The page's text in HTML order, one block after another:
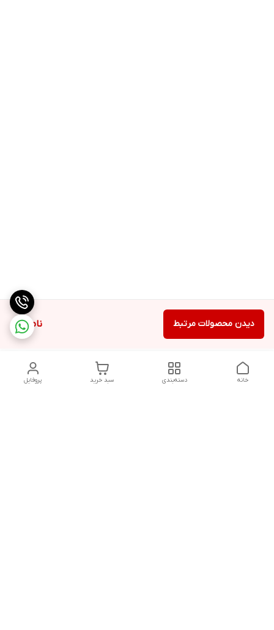
ناموجود دیدن محصولات مرتبط
پروفایل سبد خرید دسته‌بندی خانه